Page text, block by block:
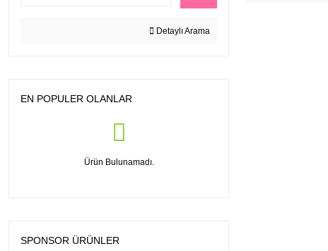
Detaylı Arama
EN POPULER OLANLAR
Ürün Bulunamadı.
SPONSOR ÜRÜNLER